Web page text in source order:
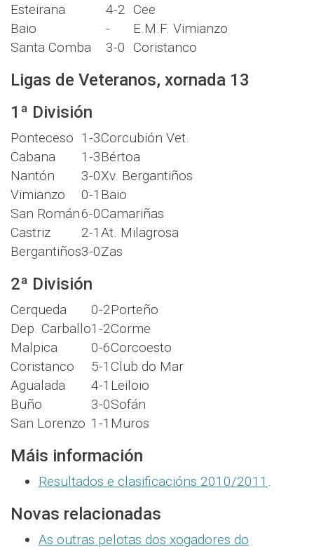
Esteirana
4-2 Cee
Baio
-
E.M.F. Vimianzo
Santa Comba
3-0 Coristanco
Ligas de Veteranos, xornada 13
1ª División
Ponteceso 1-3Corcubión Vet.
Cabana
1-3Bértoa
Nantón
3-0Xv. Bergantiños
Vimianzo
0-1 Baio
San Román6-0Camariñas
Castriz
2-1 At. Milagrosa
Bergantiños3-0Zas
2ª División
Cerqueda 0-2Porteño
Dep. Carballo1-2Corme
Malpica
0-6Corcoesto
Coristanco
5-1 Club do Mar
Agualada
4-1 Leiloio
Buño
3-0Sofán
San Lorenzo 1-1 Muros
Máis información
Resultados e clasificacións 2010/2011 .
Novas relacionadas
As outras pelotas dos xogadores do